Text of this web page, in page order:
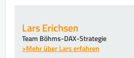
Lars Erichsen
Team Böhms-DAX-Strategie
>Mehr über Lars erfahren